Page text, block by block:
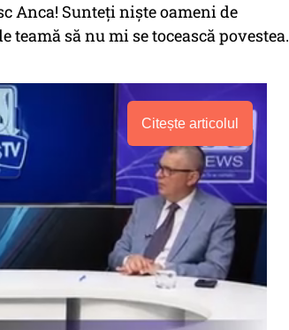
Anca! Sunteți niște oameni de
să nu mi se tocească povestea.
Citește articolul